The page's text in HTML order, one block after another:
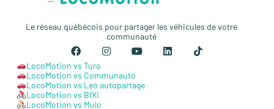
Le réseau québécois pour partager les véhicules de votre
communauté
LocoMotion vs Turo
LocoMotion vs Communauto
LocoMotion vs Leo autopartage
LocoMotion vs BIXI
LocoMotion vs Mulo